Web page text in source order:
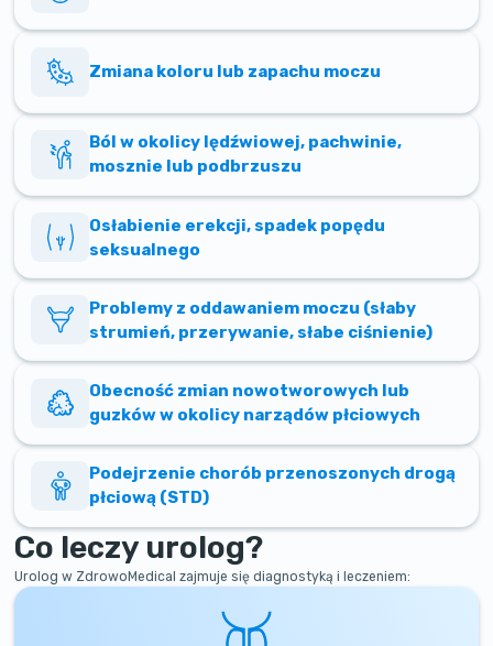
Zmiana koloru lub zapachu moczu
Ból w okolicy lędźwiowej, pachwinie,
mosznie lub podbrzuszu
Osłabienie erekcji, spadek popędu
seksualnego
Problemy z oddawaniem moczu (słaby
strumień, przerywanie, słabe ciśnienie)
Obecność zmian nowotworowych lub
guzków w okolicy narządów płciowych
Podejrzenie chorób przenoszonych drogą
płciową (STD)
Co leczy urolog?
Urolog w ZdrowoMedical zajmuje się diagnostyką i leczeniem: